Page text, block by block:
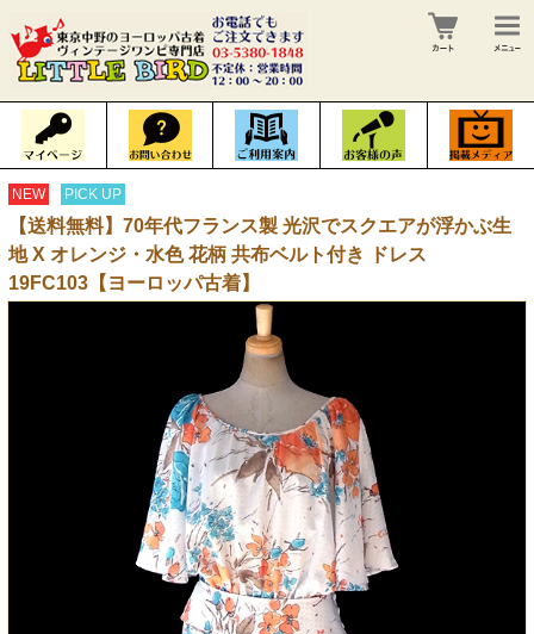
NEW PICK UP
【送料無料】70年代フランス製 光沢でスクエアが浮かぶ生
地 X オレンジ・水色 花柄 共布ベルト付き ドレス
19FC103【ヨーロッパ古着】